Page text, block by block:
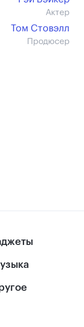
Актер
Том Стовэлл
Продюсер